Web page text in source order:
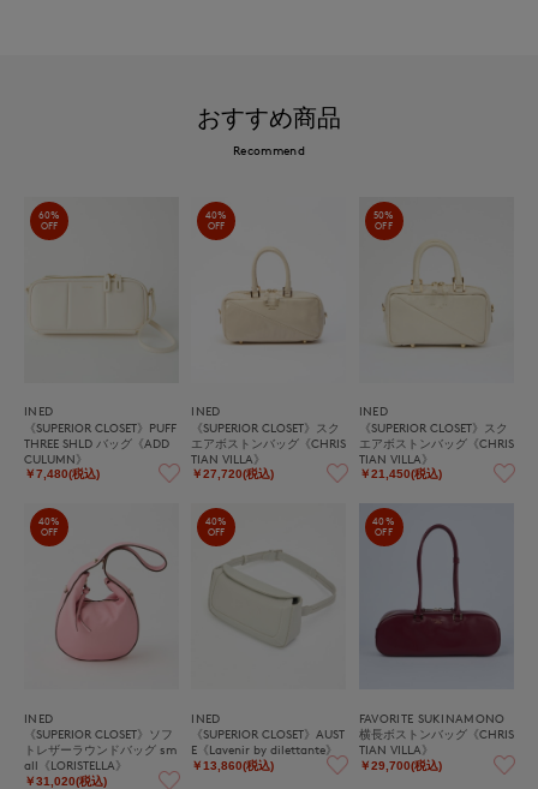
おすすめ商品
Recommend
60%
OFF
INED
《SUPERIOR CLOSET》PUFF
THREE SHLD バッグ《ADD
CULUMN》
￥7,480(税込)
40%
OFF
INED
《SUPERIOR CLOSET》スク
エアボストンバッグ《CHRIS
TIAN VILLA》
￥27,720(税込)
50%
OFF
INED
《SUPERIOR CLOSET》スク
エアボストンバッグ《CHRIS
TIAN VILLA》
￥21,450(税込)
40%
OFF
INED
《SUPERIOR CLOSET》ソフ
トレザーラウンドバッグ sm
all《LORISTELLA》
￥31,020(税込)
40%
OFF
INED
《SUPERIOR CLOSET》AUST
E《Lavenir by dilettante》
￥13,860(税込)
40%
OFF
FAVORITE SUKINAMONO
横長ボストンバッグ《CHRIS
TIAN VILLA》
￥29,700(税込)